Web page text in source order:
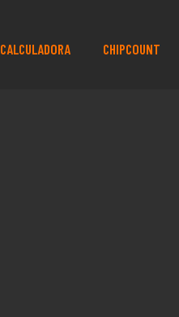
CALCULADORA CHIPCOUNT